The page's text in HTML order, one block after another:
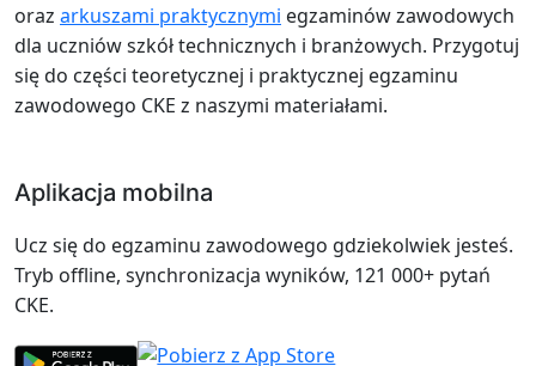
oraz arkuszami praktycznymi egzaminów zawodowych
dla uczniów szkół technicznych i branżowych. Przygotuj
się do części teoretycznej i praktycznej egzaminu
zawodowego CKE z naszymi materiałami.
Aplikacja mobilna
Ucz się do egzaminu zawodowego gdziekolwiek jesteś.
Tryb offline, synchronizacja wyników, 121 000+ pytań
CKE.